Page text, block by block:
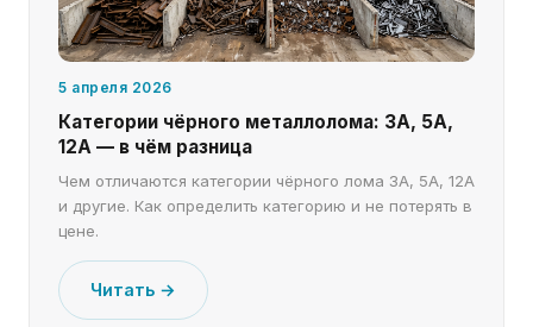
5 апреля 2026
Категории чёрного металлолома: 3А, 5А,
12А — в чём разница
Чем отличаются категории чёрного лома 3А, 5А, 12А
и другие. Как определить категорию и не потерять в
цене.
Читать →